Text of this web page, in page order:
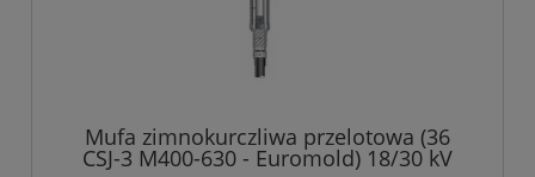
Mufa zimnokurczliwa przelotowa (36
CSJ-3 M400-630 - Euromold) 18/30 kV